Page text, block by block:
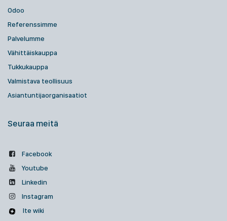
Odoo
Referenssimme
Palvelumme
Vähittäiskauppa
Tukkukauppa
Valmistava teollisuus
Asiantuntijaorganisaatiot
Seuraa meitä
Facebook
Youtube
Linkedin
Instagram
Ite wiki